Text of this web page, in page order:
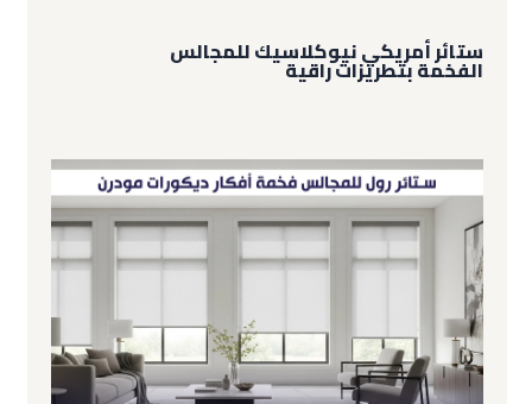
ستائر أمريكي نيوكلاسيك للمجالس
الفخمة بتطريزات راقية